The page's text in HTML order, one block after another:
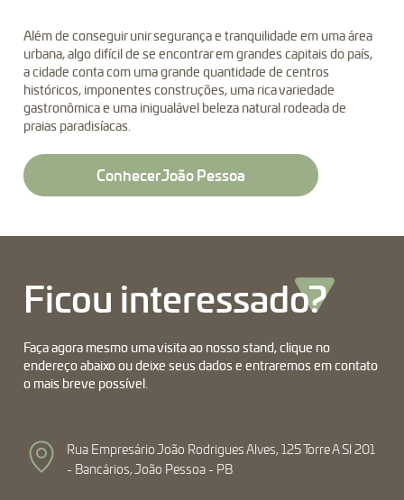
Além de conseguir unir segurança e tranquilidade em uma área
urbana, algo difícil de se encontrar em grandes capitais do país,
a cidade conta com uma grande quantidade de centros
históricos, imponentes construções, uma rica variedade
gastronômica e uma inigualável beleza natural rodeada de
praias paradisíacas.
Conhecer João Pessoa
Ficou interessado?
Faça agora mesmo uma visita ao nosso stand, clique no
endereço abaixo ou deixe seus dados e entraremos em contato
o mais breve possível.
Rua Empresário João Rodrigues Alves, 125 Torre A Sl 201
- Bancários, João Pessoa - PB